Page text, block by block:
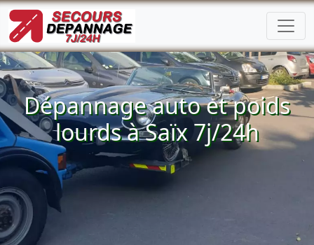
Dépannage auto et poids
lourds à Saïx 7j/24h